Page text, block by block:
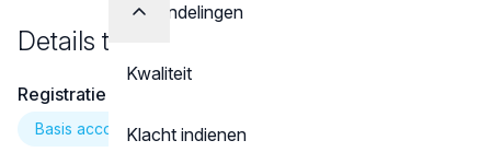
Behandelingen
Kwaliteit
Klacht indienen
Details tandarts
Registratie
Basis account